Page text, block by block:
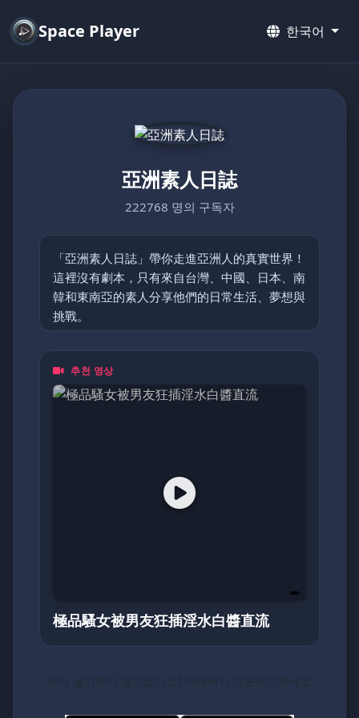
Space Player 한국어
亞洲素人日誌
222768 명의 구독자
「亞洲素人日誌」帶你走進亞洲人的真實世界！
這裡沒有劇本，只有來自台灣、中國、日本、南
韓和東南亞的素人分享他們的日常生活、夢想與
挑戰。
從鄉村的簡單快樂到都市的忙碌節奏，每支影片
都是一頁動人的日記。加入我們，探索亞洲最真
摯的面貌！
추천 영상
極品騷女被男友狂插淫水白醬直流
아직 설치하지 않으셨나요? 아래에서 다운로드하세요